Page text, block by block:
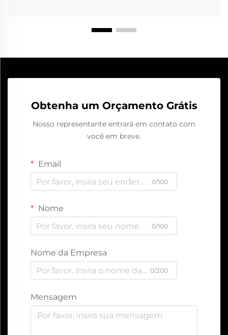
Obtenha um Orçamento Grátis
Nosso representante entrará em contato com
você em breve.
Email
0/100
Nome
0/100
Nome da Empresa
0/200
Mensagem